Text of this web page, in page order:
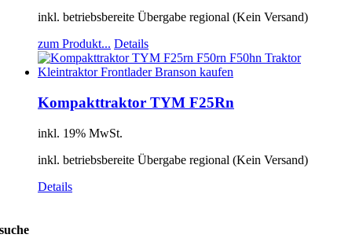
inkl. betriebsbereite Übergabe regional (Kein Versand)
zum Produkt... Details
Kompakttraktor TYM F25Rn
inkl. 19% MwSt.
inkl. betriebsbereite Übergabe regional (Kein Versand)
Details